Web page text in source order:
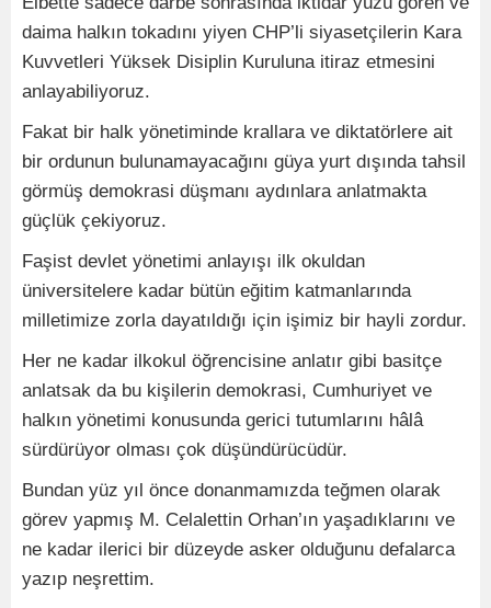
daima halkın tokadını yiyen CHP’li siyasetçilerin Kara
Kuvvetleri Yüksek Disiplin Kuruluna itiraz etmesini
anlayabiliyoruz.
Fakat bir halk yönetiminde krallara ve diktatörlere ait
bir ordunun bulunamayacağını güya yurt dışında tahsil
görmüş demokrasi düşmanı aydınlara anlatmakta
güçlük çekiyoruz.
Faşist devlet yönetimi anlayışı ilk okuldan
üniversitelere kadar bütün eğitim katmanlarında
milletimize zorla dayatıldığı için işimiz bir hayli zordur.
Her ne kadar ilkokul öğrencisine anlatır gibi basitçe
anlatsak da bu kişilerin demokrasi, Cumhuriyet ve
halkın yönetimi konusunda gerici tutumlarını hâlâ
sürdürüyor olması çok düşündürücüdür.
Bundan yüz yıl önce donanmamızda teğmen olarak
görev yapmış M. Celalettin Orhan’ın yaşadıklarını ve
ne kadar ilerici bir düzeyde asker olduğunu defalarca
yazıp neşrettim.